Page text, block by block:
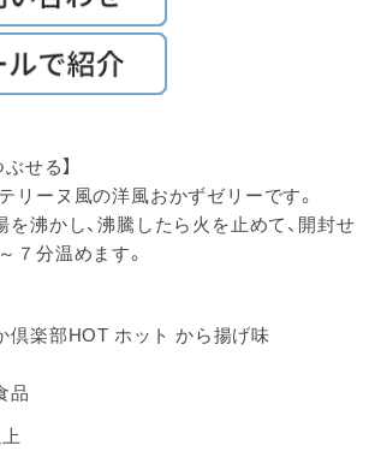
せる】
リーヌ風の洋風おかずゼリーです。
を沸かし、沸騰したら火を止めて、開封せ
７分温めます。
倶楽部HOT ホット から揚げ味
品